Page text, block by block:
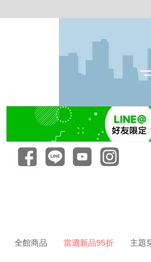
全館商品 當週新品95折 主題